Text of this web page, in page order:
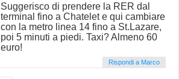
Suggerisco di prendere la RER dal
terminal fino a Chatelet e qui cambiare
con la metro linea 14 fino a St.Lazare,
poi 5 minuti a piedi. Taxi? Almeno 60
euro!
Rispondi a Marco